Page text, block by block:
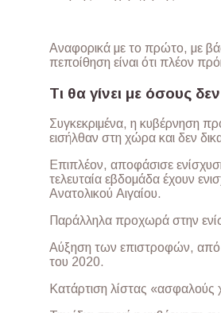
Αναφορικά με το πρώτο, με
πεποίθηση είναι ότι πλέον
Τι θα γίνει με όσους
Συγκεκριμένα, η κυβέρνηση
εισήλθαν στη χώρα και δεν
Επιπλέον, αποφάσισε
τελευταία εβδομάδα έχουν
Ανατολικού Αιγαίου.
Παράλληλα προχωρά στην
Αύξηση των επιστροφών, από
του 2020.
Κατάρτιση λίστας